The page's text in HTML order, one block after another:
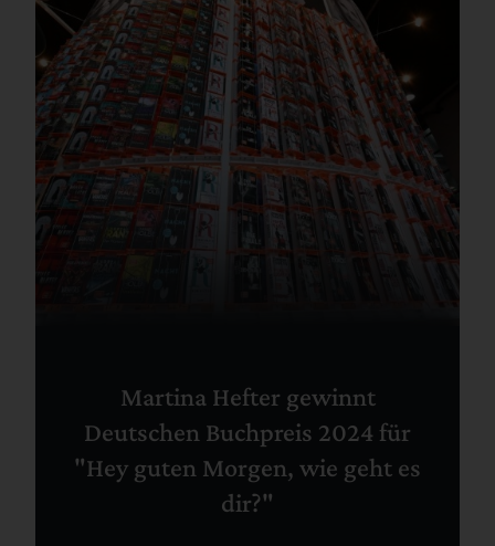
Martina Hefter gewinnt
Deutschen Buchpreis 2024 für
"Hey guten Morgen, wie geht es
dir?"